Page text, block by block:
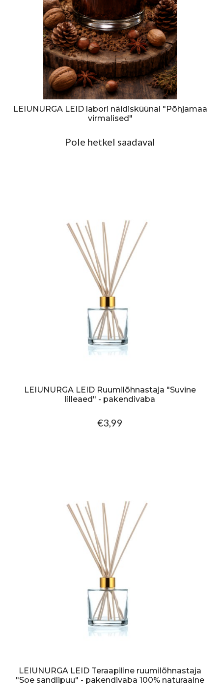
LEIUNURGA LEID labori näidisküünal "Põhjamaa
virmalised"
Pole hetkel saadaval
LEIUNURGA LEID Ruumilõhnastaja "Suvine
lilleaed" - pakendivaba
€3,99
LEIUNURGA LEID Teraapiline ruumilõhnastaja
"Soe sandlipuu" - pakendivaba 100% naturaalne